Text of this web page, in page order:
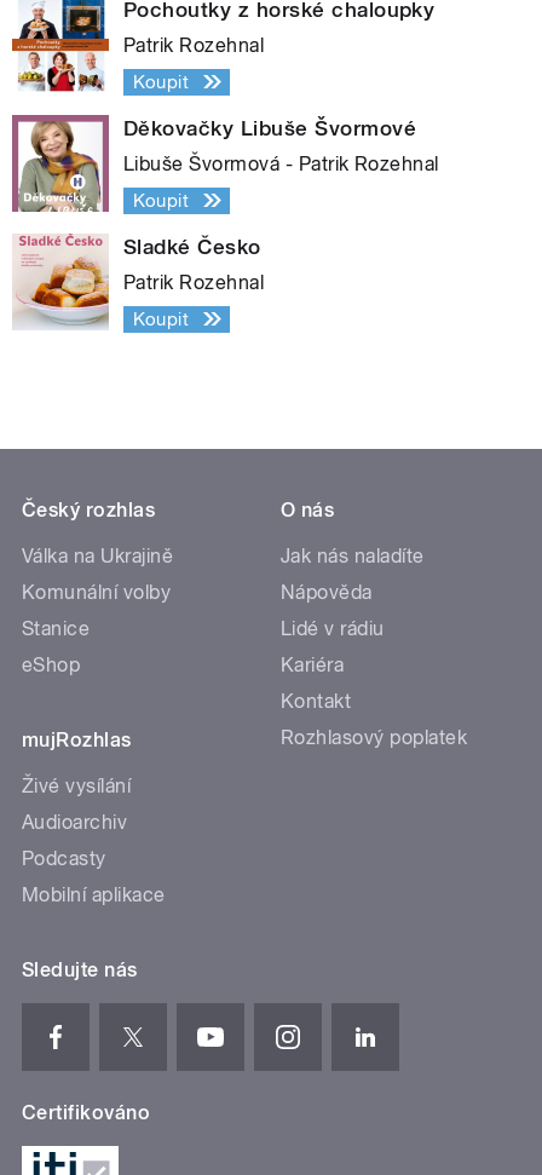
Pochoutky z horské chaloupky
Patrik Rozehnal
Koupit
Děkovačky Libuše Švormové
Libuše Švormová - Patrik Rozehnal
Koupit
Sladké Česko
Patrik Rozehnal
Koupit
Český rozhlas
Válka na Ukrajině
Komunální volby
Stanice
eShop
mujRozhlas
Živé vysílání
Audioarchiv
Podcasty
Mobilní aplikace
O nás
Jak nás naladíte
Nápověda
Lidé v rádiu
Kariéra
Kontakt
Rozhlasový poplatek
Sledujte nás
Certifikováno